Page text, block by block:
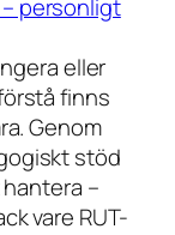
personligt
eller
finns
Genom
stöd
–
vare RUT-